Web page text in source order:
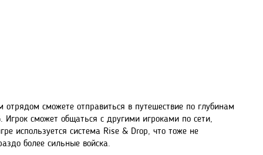
сможете отправиться в путешествие по глубинам
сможет общаться с другими игроками по сети,
используется система Rise & Drop, что тоже не
более сильные войска.